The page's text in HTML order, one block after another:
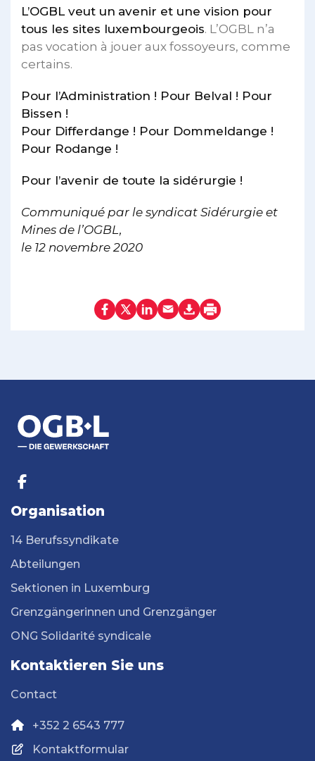
L’OGBL veut un avenir et une vision pour
tous les sites luxembourgeois. L’OGBL n’a
pas vocation à jouer aux fossoyeurs, comme
certains.
Pour l’Administration ! Pour Belval ! Pour
Bissen !
Pour Differdange ! Pour Dommeldange !
Pour Rodange !
Pour l’avenir de toute la sidérurgie !
Communiqué par le syndicat Sidérurgie et
Mines de l’OGBL,
le 12 novembre 2020
Organisation
14 Berufssyndikate
Abteilungen
Sektionen in Luxemburg
Grenzgängerinnen und Grenzgänger
ONG Solidarité syndicale
Kontaktieren Sie uns
Contact
+352 2 6543 777
Kontaktformular